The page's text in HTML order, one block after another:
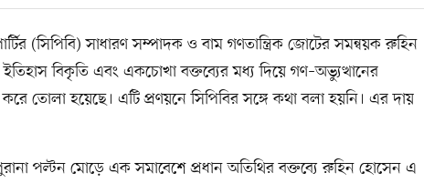
(সিপিবি) সাধারণ সম্পাদক ও বাম গণতান্ত্রিক জোটের সমন্বয়ক রুহিন
বিকৃতি এবং একচোখা বক্তব্যের মধ্য দিয়ে গণ–অভ্যুত্থানের
তোলা হয়েছে। এটি প্রণয়নে সিপিবির সঙ্গে কথা বলা হয়নি। এর দায়
পল্টন মোড়ে এক সমাবেশে প্রধান অতিথির বক্তব্যে রুহিন হোসেন এ